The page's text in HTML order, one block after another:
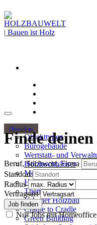
Objektbau
Objekttypen
Bürogebäude
Wertstatt- und
Holzhochhäuser
Mehrgeschossiger
Hallenbau
Themen
Urbaner Holzbau
Cradle to Cradle
Green Building
Finde
Beruf, Stichwort, Firma
Standort
Radius
Vertragsart
Nur Jobs mit